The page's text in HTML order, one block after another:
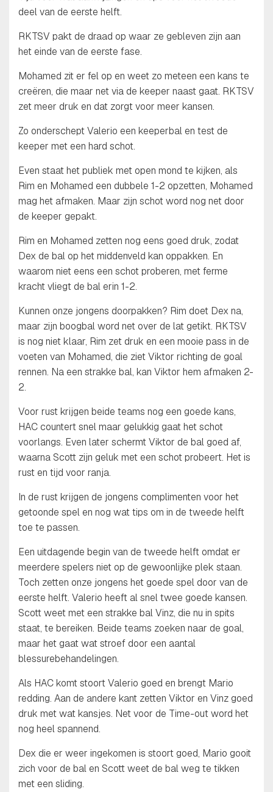
deel van de eerste helft.
RKTSV pakt de draad op waar ze gebleven zijn aan
het einde van de eerste fase.
Mohamed zit er fel op en weet zo meteen een kans te
creëren, die maar net via de keeper naast gaat. RKTSV
zet meer druk en dat zorgt voor meer kansen.
Zo onderschept Valerio een keeperbal en test de
keeper met een hard schot.
Even staat het publiek met open mond te kijken, als
Rim en Mohamed een dubbele 1-2 opzetten, Mohamed
mag het afmaken. Maar zijn schot word nog net door
de keeper gepakt.
Rim en Mohamed zetten nog eens goed druk, zodat
Dex de bal op het middenveld kan oppakken. En
waarom niet eens een schot proberen, met ferme
kracht vliegt de bal erin 1-2.
Kunnen onze jongens doorpakken? Rim doet Dex na,
maar zijn boogbal word net over de lat getikt. RKTSV
is nog niet klaar, Rim zet druk en een mooie pass in de
voeten van Mohamed, die ziet Viktor richting de goal
rennen. Na een strakke bal, kan Viktor hem afmaken 2-
2.
Voor rust krijgen beide teams nog een goede kans,
HAC countert snel maar gelukkig gaat het schot
voorlangs. Even later schermt Viktor de bal goed af,
waarna Scott zijn geluk met een schot probeert. Het is
rust en tijd voor ranja.
In de rust krijgen de jongens complimenten voor het
getoonde spel en nog wat tips om in de tweede helft
toe te passen.
Een uitdagende begin van de tweede helft omdat er
meerdere spelers niet op de gewoonlijke plek staan.
Toch zetten onze jongens het goede spel door van de
eerste helft. Valerio heeft al snel twee goede kansen.
Scott weet met een strakke bal Vinz, die nu in spits
staat, te bereiken. Beide teams zoeken naar de goal,
maar het gaat wat stroef door een aantal
blessurebehandelingen.
Als HAC komt stoort Valerio goed en brengt Mario
redding. Aan de andere kant zetten Viktor en Vinz goed
druk met wat kansjes. Net voor de Time-out word het
nog heel spannend.
Dex die er weer ingekomen is stoort goed, Mario gooit
zich voor de bal en Scott weet de bal weg te tikken
met een sliding.